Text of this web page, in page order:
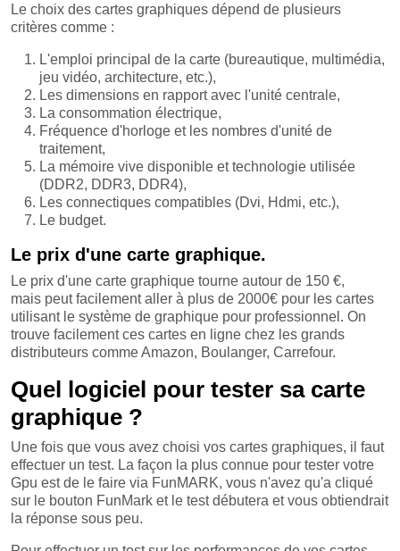
Le choix des cartes graphiques dépend de plusieurs
critères comme :
L'emploi principal de la carte (bureautique, multimédia,
jeu vidéo, architecture, etc.),
Les dimensions en rapport avec l'unité centrale,
La consommation électrique,
Fréquence d'horloge et les nombres d'unité de
traitement,
La mémoire vive disponible et technologie utilisée
(DDR2, DDR3, DDR4),
Les connectiques compatibles (Dvi, Hdmi, etc.),
Le budget.
Le prix d'une carte graphique.
Le prix d'une carte graphique tourne autour de 150 €,
mais peut facilement aller à plus de 2000€ pour les cartes
utilisant le système de graphique pour professionnel. On
trouve facilement ces cartes en ligne chez les grands
distributeurs comme Amazon, Boulanger, Carrefour.
Quel logiciel pour tester sa carte
graphique ?
Une fois que vous avez choisi vos cartes graphiques, il faut
effectuer un test. La façon la plus connue pour tester votre
Gpu est de le faire via FunMARK, vous n'avez qu'a cliqué
sur le bouton FunMark et le test débutera et vous obtiendrait
la réponse sous peu.